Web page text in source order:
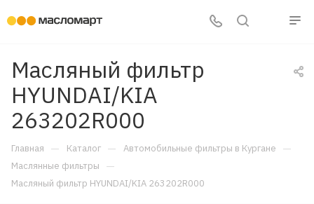
Масляный фильтр
HYUNDAI/KIA
263202R000
Главная — Каталог — Автомобильные фильтры в Кургане —
Маслянные фильтры —
Масляный фильтр HYUNDAI/KIA 263202R000